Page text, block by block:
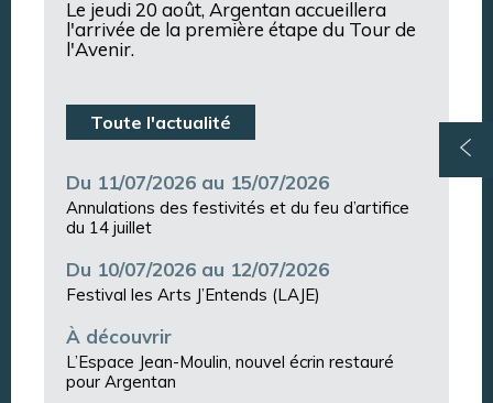
Le jeudi 20 août, Argentan accueillera
l'arrivée de la première étape du Tour de
l'Avenir.
Toute l'actualité
Du 11/07/2026 au 15/07/2026
Annulations des festivités et du feu d’artifice
du 14 juillet
Du 10/07/2026 au 12/07/2026
Festival les Arts J’Entends (LAJE)
À découvrir
L’Espace Jean-Moulin, nouvel écrin restauré
pour Argentan